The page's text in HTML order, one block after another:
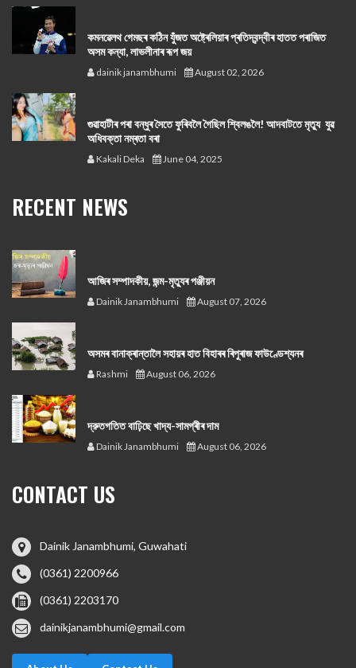
কমনৱেলথ গেমছৰ কঠিন যুঁজত অষ্ট্ৰেলিয়াৰ প্ৰতিদ্বন্দ্বীৰ হাতত পৰাজিত
অসম কন্যা, লাভলীনাৰ ৰূপ জয়
dainik janambhumi August 02, 2026
গুৱাহাটীৰ পৰা বন্ধুৰ সৈতে ফুৰিবলৈ গৈছিল শ্বিলঙলৈ! আদবাটতে মৃত্যু যুৱ
অধিবক্তা নম্ৰতা বৰা
Kakali Deka June 04, 2025
RECENT NEWS
আজিৰ সম্পাদকীয়, জন্ম-মৃত্যুৰ পঞ্জীয়ন
Dainik Janambhumi August 07, 2026
অসমৰ বানাক্ৰান্তালৈ সহায়ৰ হাত বিহাৰৰ ৰিপুৰাজ ফাউণ্ডেশ্যনৰ
Rashmi August 06, 2026
দ্রুতগতিত বাঢ়িছে খাদ্য-সামগ্ৰীৰ দাম
Dainik Janambhumi August 06, 2026
CONTACT US
Dainik Janambhumi, Guwahati
(0361) 2200966
(0361) 2203170
dainikjanambhumi@gmail.com